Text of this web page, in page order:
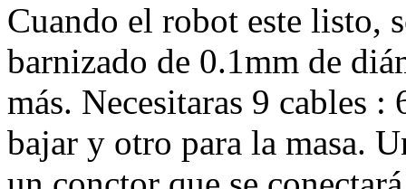
Cuando el robot este listo,
barnizado de 0.1mm de
más. Necesitaras 9 cables
bajar y otro para la masa.